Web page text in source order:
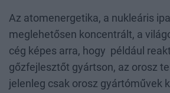
Az atomenergetika, a nukleáris
meglehetősen koncentrált, a
cég képes arra, hogy például
gőzfejlesztőt gyártson, az orosz
jelenleg csak orosz gyártóművek